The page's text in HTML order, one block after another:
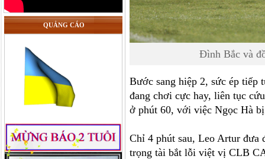
QUẢNG CÁO
Đình Bắc và
Bước sang hiệp 2, sức ép
đang chơi cực hay, liên tục
ở phút 60, với việc Ngọc Hà
Chỉ 4 phút sau, Leo Artur đưa
trọng tài bắt lỗi việt vị CLB